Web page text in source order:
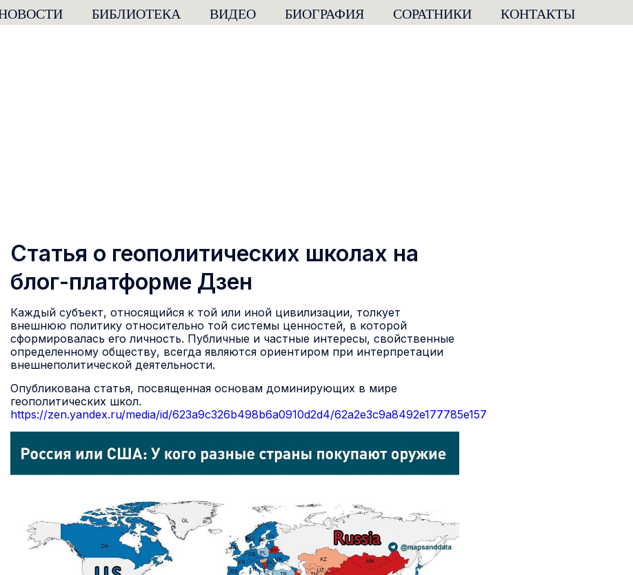
БИБЛИОТЕКА ВИДЕО БИОГРАФИЯ СОРАТНИКИ КОНТАКТЫ
Статья о геополитических школах на
блог-платформе Дзен
Каждый субъект, относящийся к той или иной цивилизации, толкует
внешнюю политику относительно той системы ценностей, в которой
сформировалась его личность. Публичные и частные интересы, свойственные
определенному обществу, всегда являются ориентиром при интерпретации
внешнеполитической деятельности.
Опубликована статья, посвященная основам доминирующих в мире
геополитических школ.
https://zen.yandex.ru/media/id/623a9c326b498b6a0910d2d4/62a2e3c9a8492e177785e157